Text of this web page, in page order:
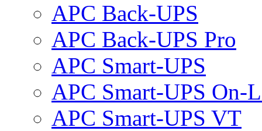
APC Back-UPS
APC Back-UPS Pro
APC Smart-UPS
APC Smart-UPS On-
APC Smart-UPS VT